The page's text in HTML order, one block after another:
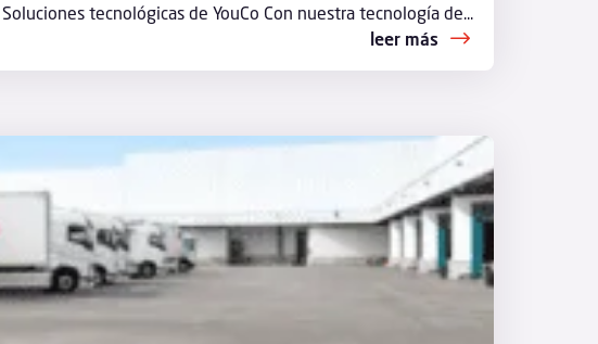
tecnológicas de YouCo Con nuestra tecnología de...
leer más